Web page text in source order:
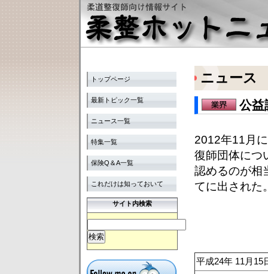
トップページ
最新トピック一覧
ニュース一覧
特集一覧
保険Q＆A一覧
これだけは知っておいて
サイト内検索
ニュース
公益
2012年11月
復師団体につ
認めるのが相
てに出された
平成24年 11月15